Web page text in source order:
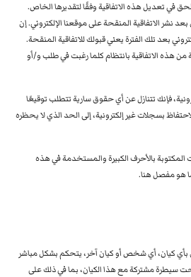
في تعديل هذه الاتفاقية وفقًا لتقديرها الخاص.
نشر الاتفاقية المنقحة على موقعنا الإلكتروني. إن
بعد تلك الفترة يعني قبولك للاتفاقية المنقحة.
الاتفاقية بانتظام كلما رغبت في طلب و/أو
فإنك تتنازل عن أي حقوق سارية تتطلب توقيعًا
بسجلات غير إلكترونية، إلى الحد الذي لا يحظره
بالأحرف الكبيرة والمستخدمة في هذه
هو مفصل هنا.
بأي كيان، أي شخص أو كيان آخر، يتحكم بشكل مباشر
سيطرة مشتركة مع هذا الكيان، بما في ذلك على